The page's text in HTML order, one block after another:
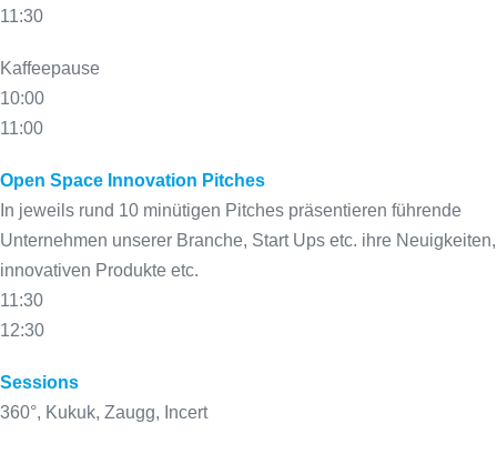
11:30
Kaffeepause
10:00
11:00
Open Space Innovation Pitches
In jeweils rund 10 minütigen Pitches präsentieren führende
Unternehmen unserer Branche, Start Ups etc. ihre Neuigkeiten,
innovativen Produkte etc.
11:30
12:30
Sessions
360°, Kukuk, Zaugg, Incert